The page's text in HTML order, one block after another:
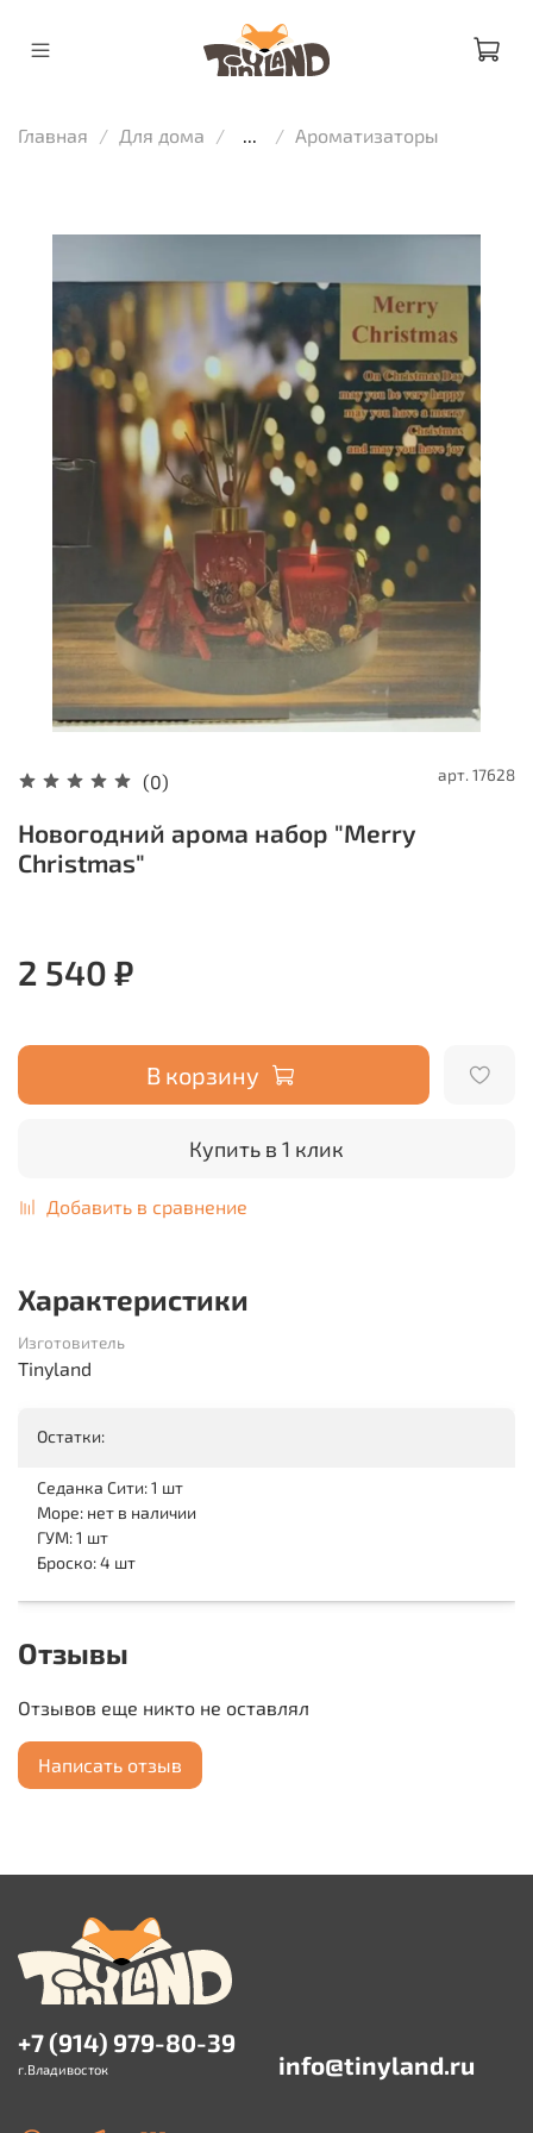
Главная Для дома Ароматизаторы
(0) арт. 17628
Новогодний арома набор "Merry
Christmas"
2 540 ₽
В корзину
Купить в 1 клик
Добавить в сравнение
Характеристики
Изготовитель
Tinyland
Остатки:
Седанка Сити: 1 шт
Море: нет в наличии
ГУМ: 1 шт
Броско: 4 шт
Отзывы
Отзывов еще никто не оставлял
Написать отзыв
+7 (914) 979-80-39
г.Владивосток info@tinyland.ru